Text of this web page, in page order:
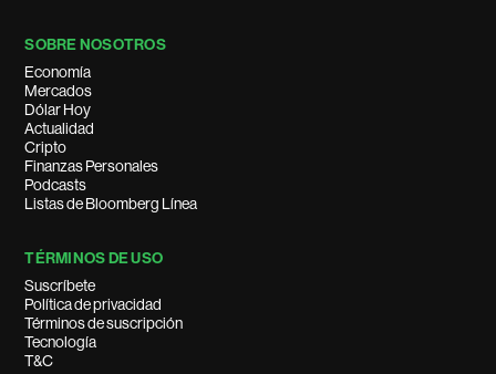
SOBRE NOSOTROS
Economía
Mercados
Dólar Hoy
Actualidad
Cripto
Finanzas Personales
Podcasts
Listas de Bloomberg Línea
TÉRMINOS DE USO
Suscríbete
Política de privacidad
Términos de suscripción
Tecnología
T&C